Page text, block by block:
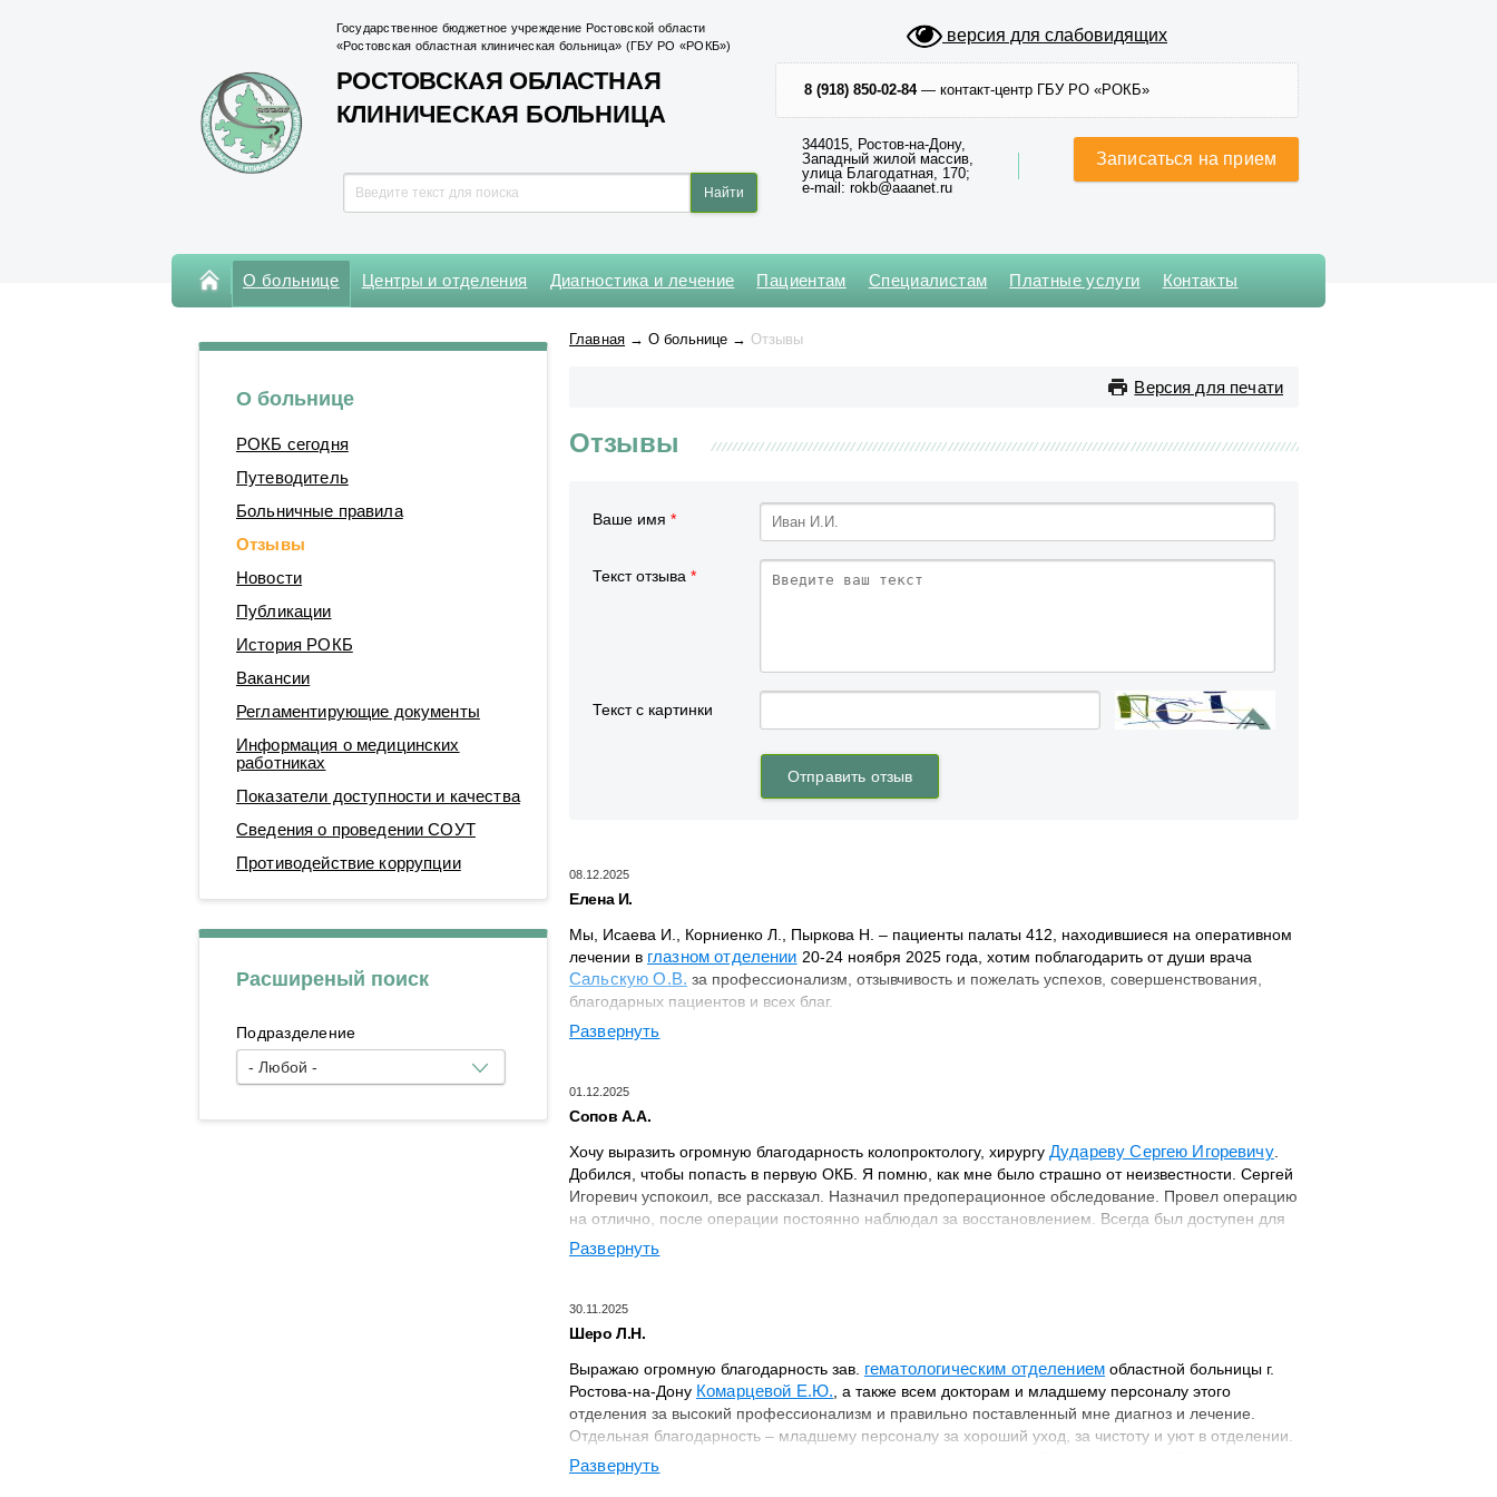
Государственное бюджетное учреждение Ростовской области
«Ростовская областная клиническая больница» (ГБУ РО «РОКБ»)
РОСТОВСКАЯ ОБЛАСТНАЯ
КЛИНИЧЕСКАЯ БОЛЬНИЦА
версия для слабовидящих
8 (918) 850-02-84— контакт-центр ГБУ РО «РОКБ»
344015, Ростов-на-Дону,
Западный жилой массив,
улица Благодатная, 170;
e-mail: rokb@aaanet.ru
Записаться на прием
О больнице Центры и отделения
центра
Кардиохирургический центр
координации донорства
Отделения
Абдоминальной и
Анестезиологии-реанимации
для взрослого населения № 3
коронарным синдромом
Неврологическое
Неврологическое для
больных с острыми
нарушениями мозгового
кровообращения
Противоопухолевой
лекарственной терапии
Пульмонологическое
Радионуклидной диагностики
лечения № 1
Рентгенохирургических
методов диагностики и
Физиотерапевтическое
Функциональной диагностики
электрокардиостимуляции
Хирургическое № 3
Лаборатории
Клинико-диагностическая №1
Операционный блок № 1
Диагностика и лечение Пациентам Специалистам Платные услуги Контакты
О больнице
РОКБ сегодня
Путеводитель
Больничные правила
Отзывы
Новости
Публикации
История РОКБ
Вакансии
Регламентирующие документы
Информация о медицинских
работниках
Показатели доступности и качества
Сведения о проведении СОУТ
Противодействие коррупции
Расширеный поиск
- Любой -
Подразделение
Главная →О больнице → Отзывы
Версия для печати
Отзывы
Ваше имя *
Текст отзыва *
08.12.2025
Елена И.
Мы, Исаева И., Корниенко Л., Пыркова Н. – пациенты палаты 412, находившиеся на оперативном
лечении в глазном отделении 20-24 ноября 2025 года, хотим поблагодарить от души врача
Сальскую О.В. за профессионализм, отзывчивость и пожелать успехов, совершенствования,
благодарных пациентов и всех благ.
Развернуть
01.12.2025
Сопов А.А.
Хочу выразить огромную благодарность колопроктологу, хирургу Дудареву Сергею Игоревичу.
Добился, чтобы попасть в первую ОКБ. Я помню, как мне было страшно от неизвестности. Сергей
Игоревич успокоил, все рассказал. Назначил предоперационное обследование. Провел операцию
на отлично, после операции постоянно наблюдал за восстановлением. Всегда был доступен для
вопросов, которых возникало очень много и часто. Быстро поставил на ноги. Легко было
общаться. После выписки дал подробные рекомендации по дальнейшему восстановлению и
его родителям, которые воспитали такого профессионала своего дела, доктора с большой буквы
и очень добродушного человека. Большое спасибо за оказанную своевременно медицинскую
Развернуть
30.11.2025
Шеро Л.Н.
Выражаю огромную благодарность зав. гематологическим отделением областной больницы г.
Ростова-на-Дону Комарцевой Е.Ю. , а также всем докторам и младшему персоналу этого
отделения за высокий профессионализм и правильно поставленный мне диагноз и лечение.
Отдельная благодарность – младшему персоналу за хороший уход, за чистоту и уют в отделении.
Пусть в этом мире станет больше таких замечательных людей!
Развернуть